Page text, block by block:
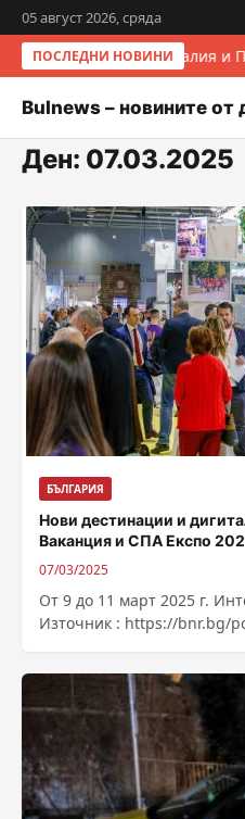
05 август 2026, сряда
ПОСЛЕДНИ НОВИНИИталия и
Bulnews – новините от
Ден: 07.03.2025
БЪЛГАРИЯ
Нови дестинации и
Ваканция и СПА Експо
07/03/2025
От 9 до 11 март 2025 г.
Източник : https://bnr.bg/